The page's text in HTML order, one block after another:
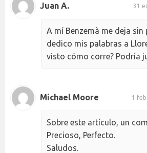
Juan A. 31
A mí Benzemà me deja sin
dedico mis palabras a
visto cómo corre? Podría
Michael Moore 1
Sobre este artículo, un
Precioso, Perfecto.
Saludos.